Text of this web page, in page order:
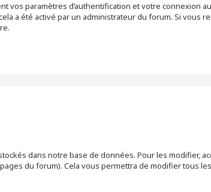
vos paramètres d’authentification et votre connexion
a été activé par un administrateur du forum. Si vous
dans notre base de données. Pour les modifier,
du forum). Cela vous permettra de modifier tous